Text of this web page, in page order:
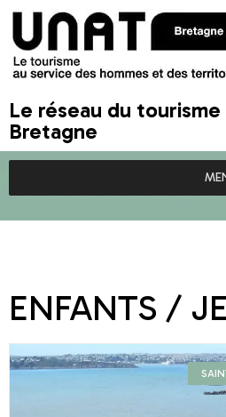
Le réseau du
Bretagne
ENFANTS /